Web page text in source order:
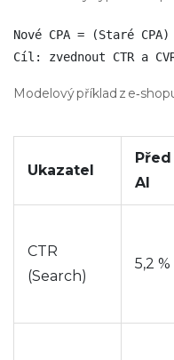
Nové CPA = (Staré
Cíl: zvednout CTR a
Modelový příklad z
Ukazatel
Před
AI
CTR
(Search)
5,2 %